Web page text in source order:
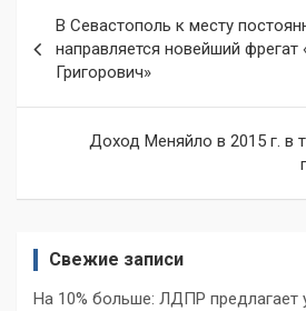
по
записям
В Севастополь к месту
направляется новейший фрегат
Григорович»
Доход Меняйло в 2015 г. в
Свежие записи
На 10% больше: ЛДПР предлагает